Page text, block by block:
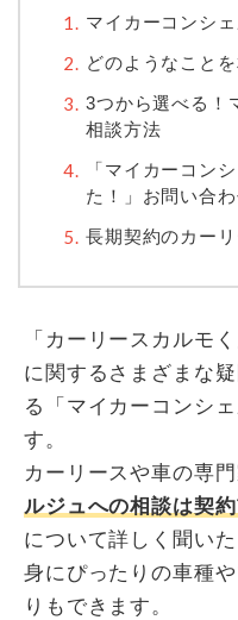
マイカーコンシ
どのようなこと
3つから選べる！
相談方法
「マイカーコン
た！」お問い合
長期契約のカー
「カーリースカルモ
に関するさまざまな
る「マイカーコンシ
す。
カーリースや車の専
ルジュへの相談は契
について詳しく聞い
身にぴったりの車種
りもできます。